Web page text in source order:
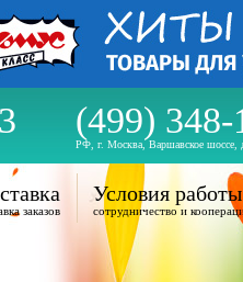
(499) 348-
РФ, г. Москва, Варшавское шоссе,
заказов
Условия работы
сотрудничество и